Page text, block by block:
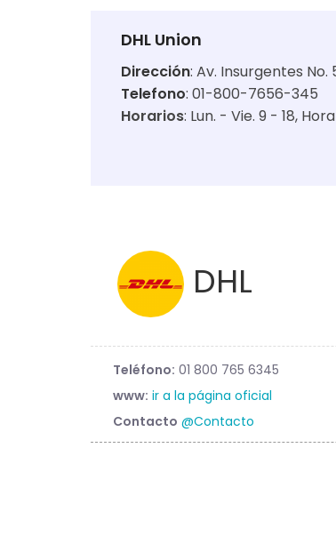
DHL Union
Dirección: Av. Insurgentes No.
Telefono: 01-800-7656-345
Horarios: Lun. - Vie. 9 - 18
DHL
Teléfono: 01 800 765 6345
www: ir a la página oficial
Contacto @Contacto